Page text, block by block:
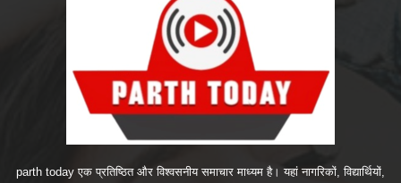
parth today एक प्रतिष्ठित और विश्वसनीय समाचार माध्यम है। यहां नागरिकों, विद्यार्थियों,